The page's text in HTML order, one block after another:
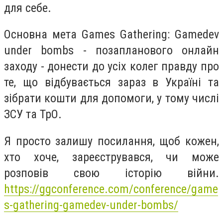
для себе.
Основна мета Games Gathering: Gamedev
under bombs - позапланового онлайн
заходу - донести до усіх колег правду про
те, що відбувається зараз в Україні та
зібрати кошти для допомоги, у тому числі
ЗСУ та ТрО.
Я просто залишу посилання, щоб кожен,
хто хоче, зареєструвався, чи може
розповів свою історію війни.
https://ggconference.com/conference/game
s-gathering-gamedev-under-bombs/